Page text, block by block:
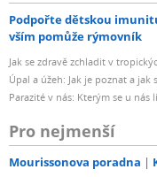
Podpořte dětskou
vším pomůže rýmovník
Jak se zdravě zchladit v
Úpal a úžeh: Jak je poznat a jak
Parazité v nás: Kterým se u
Pro nejmenší
Mourissonova poradna